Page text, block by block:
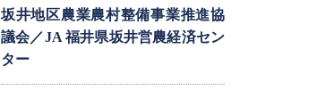
坂井地区農業農村整備事業推進協
議会／JA 福井県坂井営農経済セン
ター